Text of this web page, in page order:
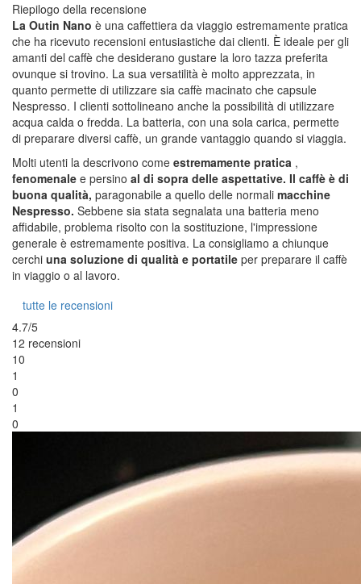
Riepilogo della recensione
La Outin Nano è una caffettiera da viaggio estremamente pratica
che ha ricevuto recensioni entusiastiche dai clienti. È ideale per gli
amanti del caffè che desiderano gustare la loro tazza preferita
ovunque si trovino. La sua versatilità è molto apprezzata, in
quanto permette di utilizzare sia caffè macinato che capsule
Nespresso. I clienti sottolineano anche la possibilità di utilizzare
acqua calda o fredda. La batteria, con una sola carica, permette
di preparare diversi caffè, un grande vantaggio quando si viaggia.
Molti utenti la descrivono come estremamente pratica ,
fenomenale e persino al di sopra delle aspettative. Il caffè è di
buona qualità, paragonabile a quello delle normali macchine
Nespresso. Sebbene sia stata segnalata una batteria meno
affidabile, problema risolto con la sostituzione, l'impressione
generale è estremamente positiva. La consigliamo a chiunque
cerchi una soluzione di qualità e portatile per preparare il caffè
in viaggio o al lavoro.
tutte le recensioni
4.7/5
12 recensioni
10
1
0
1
0